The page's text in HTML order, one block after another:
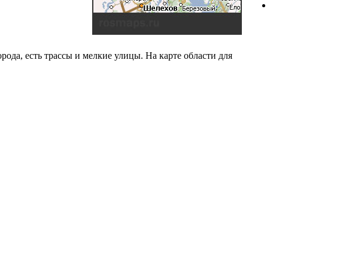
есть трассы и мелкие улицы. На карте области для